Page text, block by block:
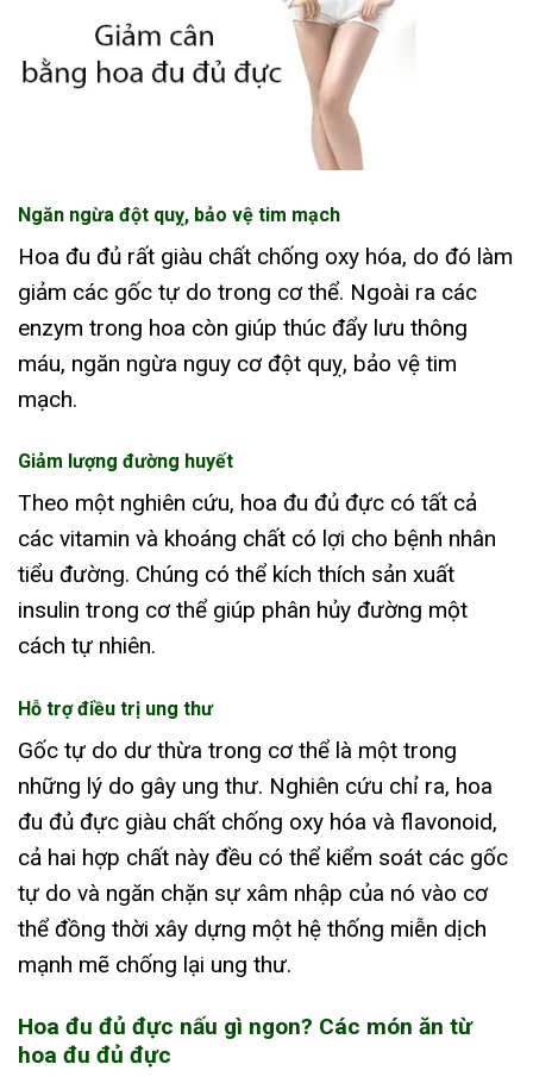
Ngăn ngừa đột quỵ, bảo vệ tim mạch
Hoa đu đủ rất giàu chất chống oxy hóa, do đó làm
giảm các gốc tự do trong cơ thể. Ngoài ra các
enzym trong hoa còn giúp thúc đẩy lưu thông
máu, ngăn ngừa nguy cơ đột quỵ, bảo vệ tim
mạch.
Giảm lượng đường huyết
Theo một nghiên cứu, hoa đu đủ đực có tất cả
các vitamin và khoáng chất có lợi cho bệnh nhân
tiểu đường. Chúng có thể kích thích sản xuất
insulin trong cơ thể giúp phân hủy đường một
cách tự nhiên.
Hỗ trợ điều trị ung thư
Gốc tự do dư thừa trong cơ thể là một trong
những lý do gây ung thư. Nghiên cứu chỉ ra, hoa
đu đủ đực giàu chất chống oxy hóa và flavonoid,
cả hai hợp chất này đều có thể kiểm soát các gốc
tự do và ngăn chặn sự xâm nhập của nó vào cơ
thể đồng thời xây dựng một hệ thống miễn dịch
mạnh mẽ chống lại ung thư.
Hoa đu đủ đực nấu gì ngon? Các món ăn từ
hoa đu đủ đực